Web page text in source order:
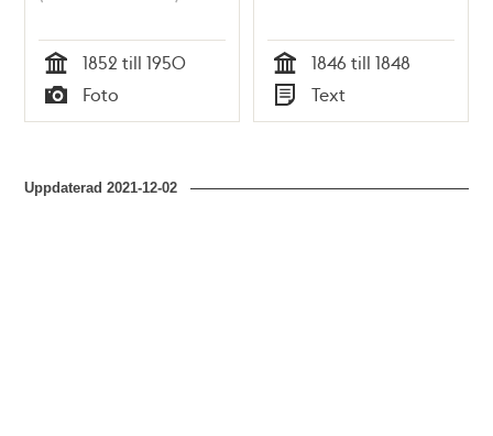
Tid
1852 till 1950
Typ
Foto Tid
1846 till 1848
Typ
Text
Uppdaterad2021-12-02